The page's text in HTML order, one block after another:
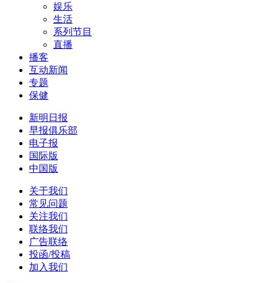
娱乐
生活
系列节目
直播
播客
互动新闻
专题
保健
新明日报
早报俱乐部
电子报
国际版
中国版
关于我们
常见问题
关注我们
联络我们
广告联络
投函/投稿
加入我们